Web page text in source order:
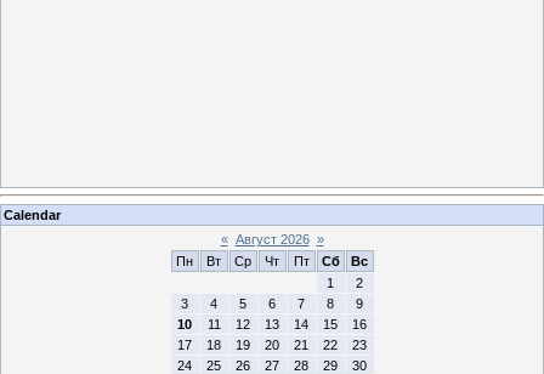
Calendar
« Август 2026 »
Пн
Вт Ср Чт Пт Сб
Вс
1
2
3
4 5 6 7 8
9
10
11 12 13 14 15
16
17
18 19 20 21 22
23
24
25 26 27 28 29
30